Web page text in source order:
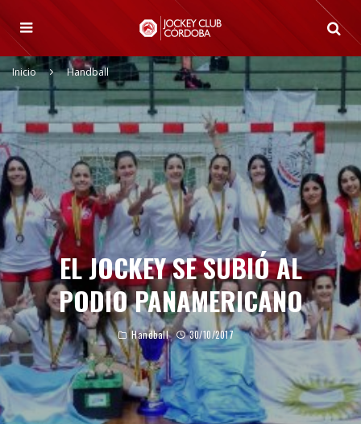
Inicio Handball
EL JOCKEY SE SUBIÓ AL
PODIO PANAMERICANO
Handball 30/10/2017